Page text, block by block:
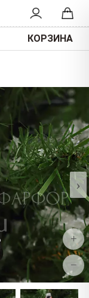
КОРЗИНА
›
+
−